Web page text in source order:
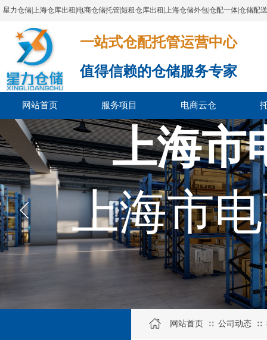
星力仓储|上海仓库出租|电商仓储托管|短租仓库出租|上海仓储外包|仓配一体|仓储配
一站式仓配托管运营中心​​​​​​​​​​​​​​​​​
值得信赖的仓储服务专家
网站首页 服务项目 电商云仓
上海市
上海市
网站首页 ∷ 公司动态 ∷